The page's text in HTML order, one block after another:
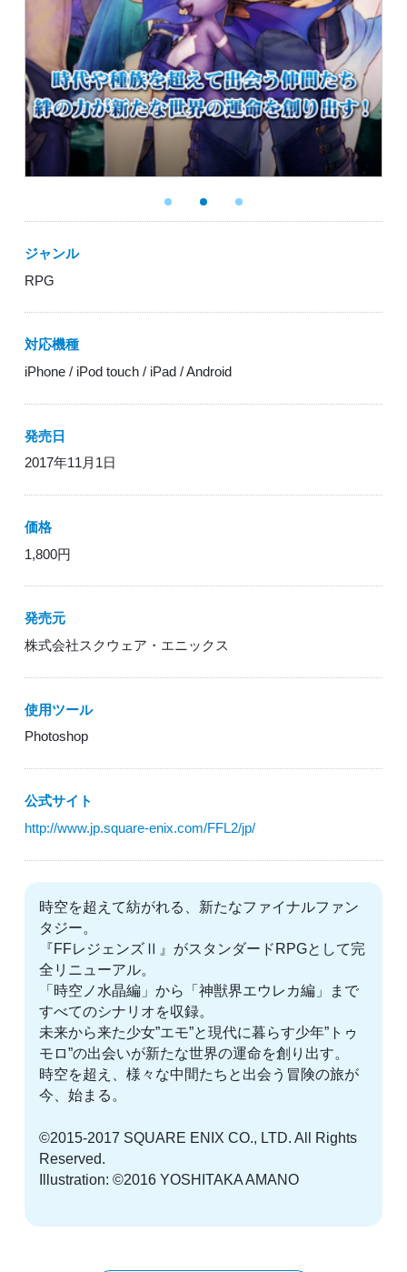
ジャンル
RPG
対応機種
iPhone / iPod touch / iPad / Android
発売日
2017年11月1日
価格
1,800円
発売元
株式会社スクウェア・エニックス
使用ツール
Photoshop
公式サイト
http://www.jp.square-enix.com/FFL2/jp/
時空を超えて紡がれる、新たなファイナルファン
タジー。
『FFレジェンズⅡ』がスタンダードRPGとして完
全リニューアル。
「時空ノ水晶編」から「神獣界エウレカ編」まで
すべてのシナリオを収録。
未来から来た少女”エモ”と現代に暮らす少年”トゥ
モロ”の出会いが新たな世界の運命を創り出す。
時空を超え、様々な中間たちと出会う冒険の旅が
今、始まる。
©2015-2017 SQUARE ENIX CO., LTD. All Rights
Reserved.
Illustration: ©2016 YOSHITAKA AMANO